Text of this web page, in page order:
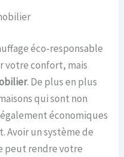
éco-responsable
votre confort, mais
. De plus en plus
qui sont non
économiques
Avoir un système de
peut rendre votre